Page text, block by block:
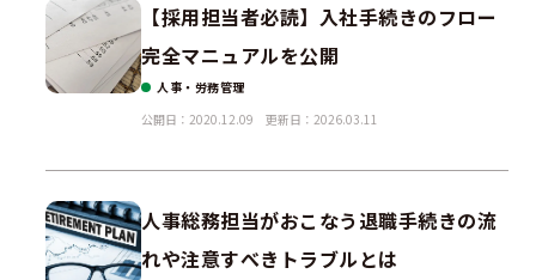
【採用担当者必読】入社手続きのフロー
完全マニュアルを公開
人事・労務管理
公開日：2020.12.09
更新日：2026.03.11
人事総務担当がおこなう退職手続きの流
れや注意すべきトラブルとは